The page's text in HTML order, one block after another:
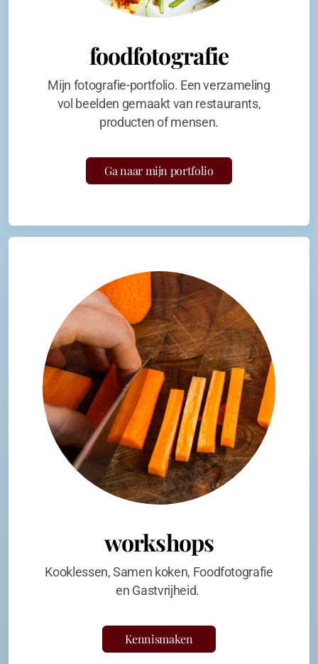
foodfotografie
Mijn fotografie-portfolio. Een verzameling
vol beelden gemaakt van restaurants,
producten of mensen.
Ga naar mijn portfolio
workshops
Kooklessen, Samen koken, Foodfotografie
en Gastvrijheid.
Kennismaken